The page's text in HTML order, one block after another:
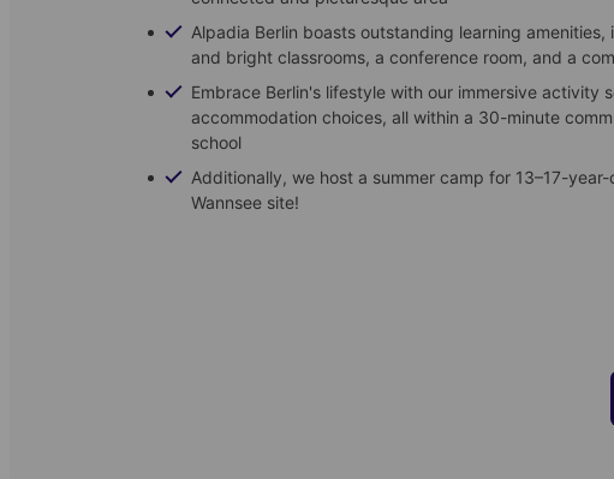
Alpadia Berlin boasts outstanding learning amenities,
and bright classrooms, a conference room, and a
Embrace Berlin's lifestyle with our immersive activity
accommodation choices, all within a 30-minute
school
Additionally, we host a summer camp for 13–17-
Wannsee site!